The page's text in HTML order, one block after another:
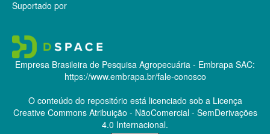
Suportado por
Empresa Brasileira de Pesquisa Agropecuária - Embrapa SAC:
https://www.embrapa.br/fale-conosco
O conteúdo do repositório está licenciado sob a Licença
Creative CommonsAtribuição - NãoComercial - SemDerivações
4.0 Internacional.